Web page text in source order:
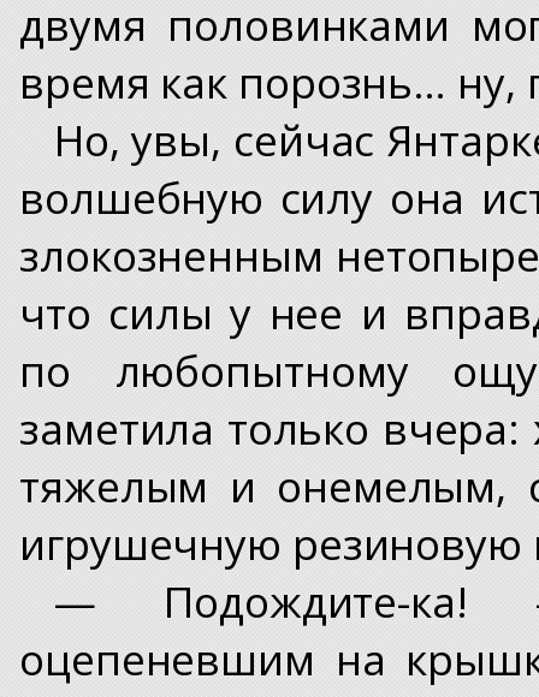
двумя половинками
время как порознь… ну,
Но, увы, сейчас
волшебную силу она
злокозненным
что силы у нее и
по любопытному
заметила только
тяжелым и онемелым,
игрушечную резиновую
— Подождите-ка!
оцепеневшим на